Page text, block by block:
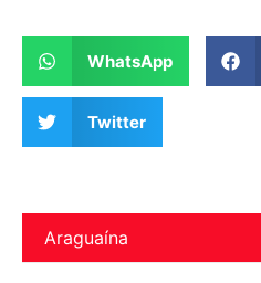
WhatsApp
Twitter
Araguaína